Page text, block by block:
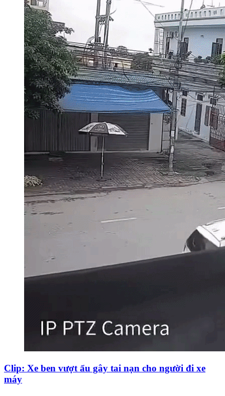
Clip: Xe ben vượt ẩu gây tai nạn cho người đi xe
máy